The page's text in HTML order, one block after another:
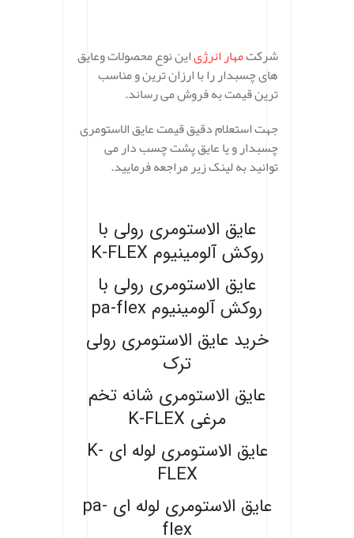
شرکتمهار انرژیاین نوع محصولات وعایق
های چسبدار را با ارزان ترین و مناسب
ترین قیمت به فروش می رساند.
جهت استعلام دقیق قیمت عایق الاستومری
چسبدار و یا عایق پشت چسب دار می
توانید به لینک زیر مراجعه فرمایید.
عایق الاستومری رولی با
روکش آلومینیوم K-FLEX
عایق الاستومری رولی با
روکش آلومینیوم pa-flex
خرید عایق الاستومری رولی
ترک
عایق الاستومری شانه تخم
مرغی K-FLEX
عایق الاستومری لوله ای K-
FLEX
عایق الاستومری لوله ای pa-
flex